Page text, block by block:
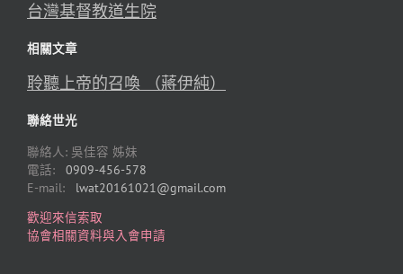
台灣基督教道生院
相關文章
聆聽上帝的召喚 （蔣伊純）
聯絡世光
聯絡人: 吳佳容 姊妹
電話: 0909-456-578
E-mail: lwat20161021@gmail.com
歡迎來信索取
協會相關資料與入會申請